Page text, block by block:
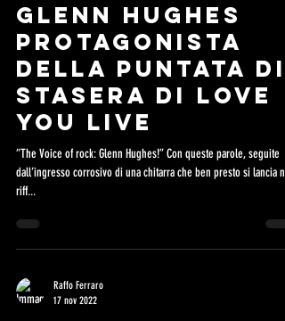
GLENN HUGHES
PROTAGONISTA
DELLA PUNTATA DI
STASERA DI LOVE
YOU LIVE
“The Voice of rock: Glenn Hughes!” Con queste parole, seguite
dall’ingresso corrosivo di una chitarra che ben presto si lancia nel
riff...
Raffo Ferraro
17 nov 2022